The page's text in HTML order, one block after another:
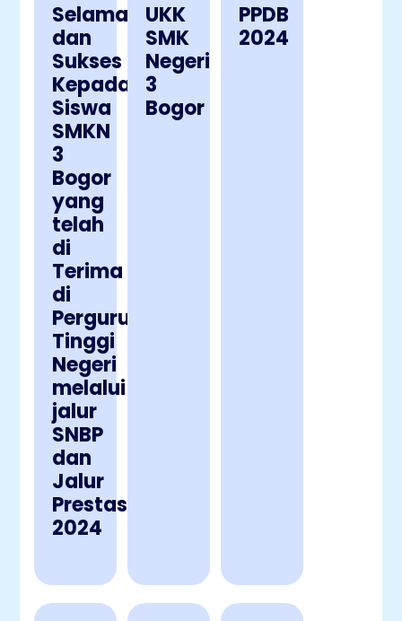
Selamat
dan
Sukses
Kepada
Siswa
SMKN
3
Bogor
yang
telah
di
Terima
di
Perguruan
Tinggi
Negeri
melalui
jalur
SNBP
dan
Jalur
Prestasi
2024
UKK
SMK
Negeri
3
Bogor
PPDB
2024